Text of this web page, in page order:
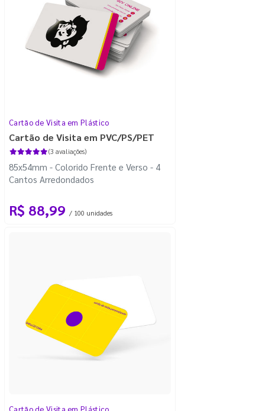
Cartão de Visita em Plástico
Cartão de Visita em PVC/PS/PET
(3 avaliações)
85x54mm - Colorido Frente e Verso - 4
Cantos Arredondados
R$ 88,99 / 100 unidades
Cartão de Visita em Plástico